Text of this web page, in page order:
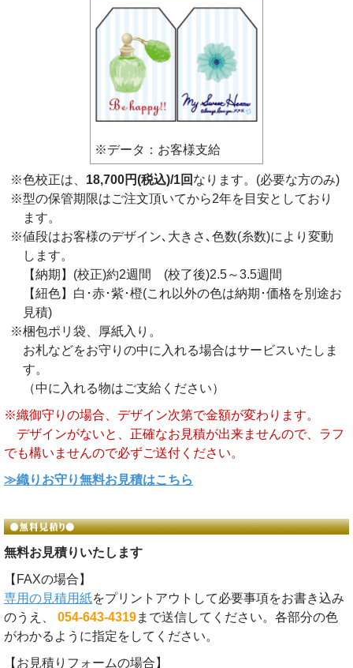
※データ：お客様支給
※色校正は、 18,700円(税込)/1回 なります。(必要な方のみ)
※型の保管期限はご注文頂いてから2年を目安としており
ます。
※値段はお客様のデザイン､大きさ､色数(糸数)により変動
します。
【納期】(校正)約2週間 (校了後)2.5～3.5週間
【紐色】白･赤･紫･橙(これ以外の色は納期･価格を別途お
見積)
※梱包ポリ袋、厚紙入り。
お札などをお守りの中に入れる場合はサービスいたしま
す。
（中に入れる物はご支給ください）
※織御守りの場合、デザイン次第で金額が変わります。
デザインがないと、正確なお見積が出来ませんので、ラフ
でも構いませんので必ずご送付ください。
≫織りお守り無料お見積はこちら
無料お見積りいたします
【FAXの場合】
専用の見積用紙をプリントアウトして必要事項をお書き込み
のうえ、 054-643-4319まで送信してください。各部分の色
がわかるように指定をしてください。
【お見積りフォームの場合】